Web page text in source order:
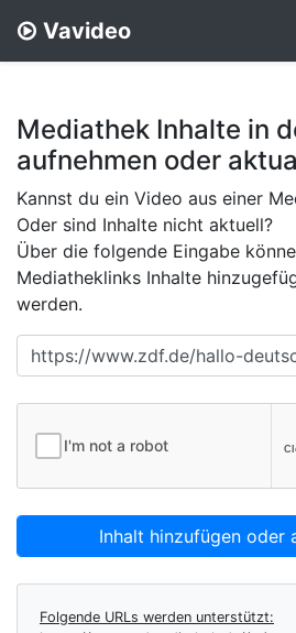
Vavideo
Mediathek Inhalte in
aufnehmen oder
Kannst du ein Video aus einer
Oder sind Inhalte nicht aktuell?
Über die folgende Eingabe
Mediatheklinks Inhalte
werden.
Inhalt hinzufügen oder
Folgende URLs werden unterstützt: